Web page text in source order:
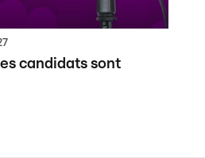
candidats sont